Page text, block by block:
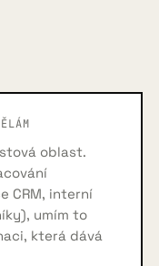
oblast.
CRM, interní
umím to
která dává